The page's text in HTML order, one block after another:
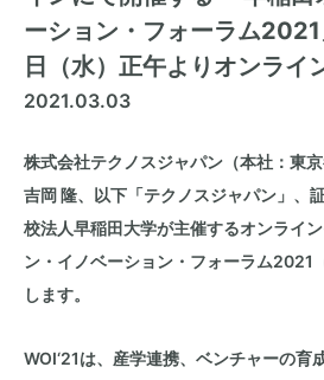
ーション・フォーラム
日（水）正午よりオンライ
2021.03.03
株式会社テクノスジャパン（本社：東
吉岡 隆、以下「テクノスジャパン」、
校法人早稲田大学が主催するオンライ
ン・イノベーション・フォーラム2021
します。
WOI‘21は、産学連携、ベンチャーの育